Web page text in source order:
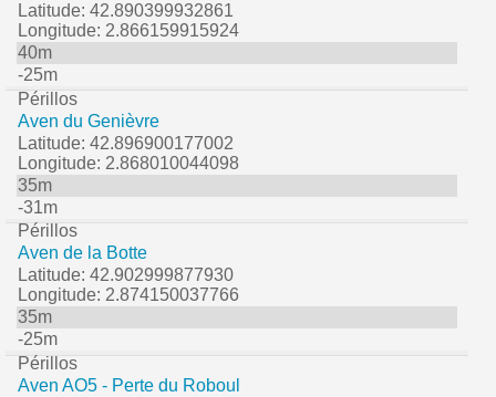
Latitude: 42.890399932861
Longitude: 2.866159915924
40m
-25m
Périllos
Aven du Genièvre
Latitude: 42.896900177002
Longitude: 2.868010044098
35m
-31m
Périllos
Aven de la Botte
Latitude: 42.902999877930
Longitude: 2.874150037766
35m
-25m
Périllos
Aven AO5 - Perte du Roboul